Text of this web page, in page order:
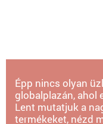
Épp nincs olyan
globalplazán, ahol
Lent mutatjuk a
termékeket, nézd